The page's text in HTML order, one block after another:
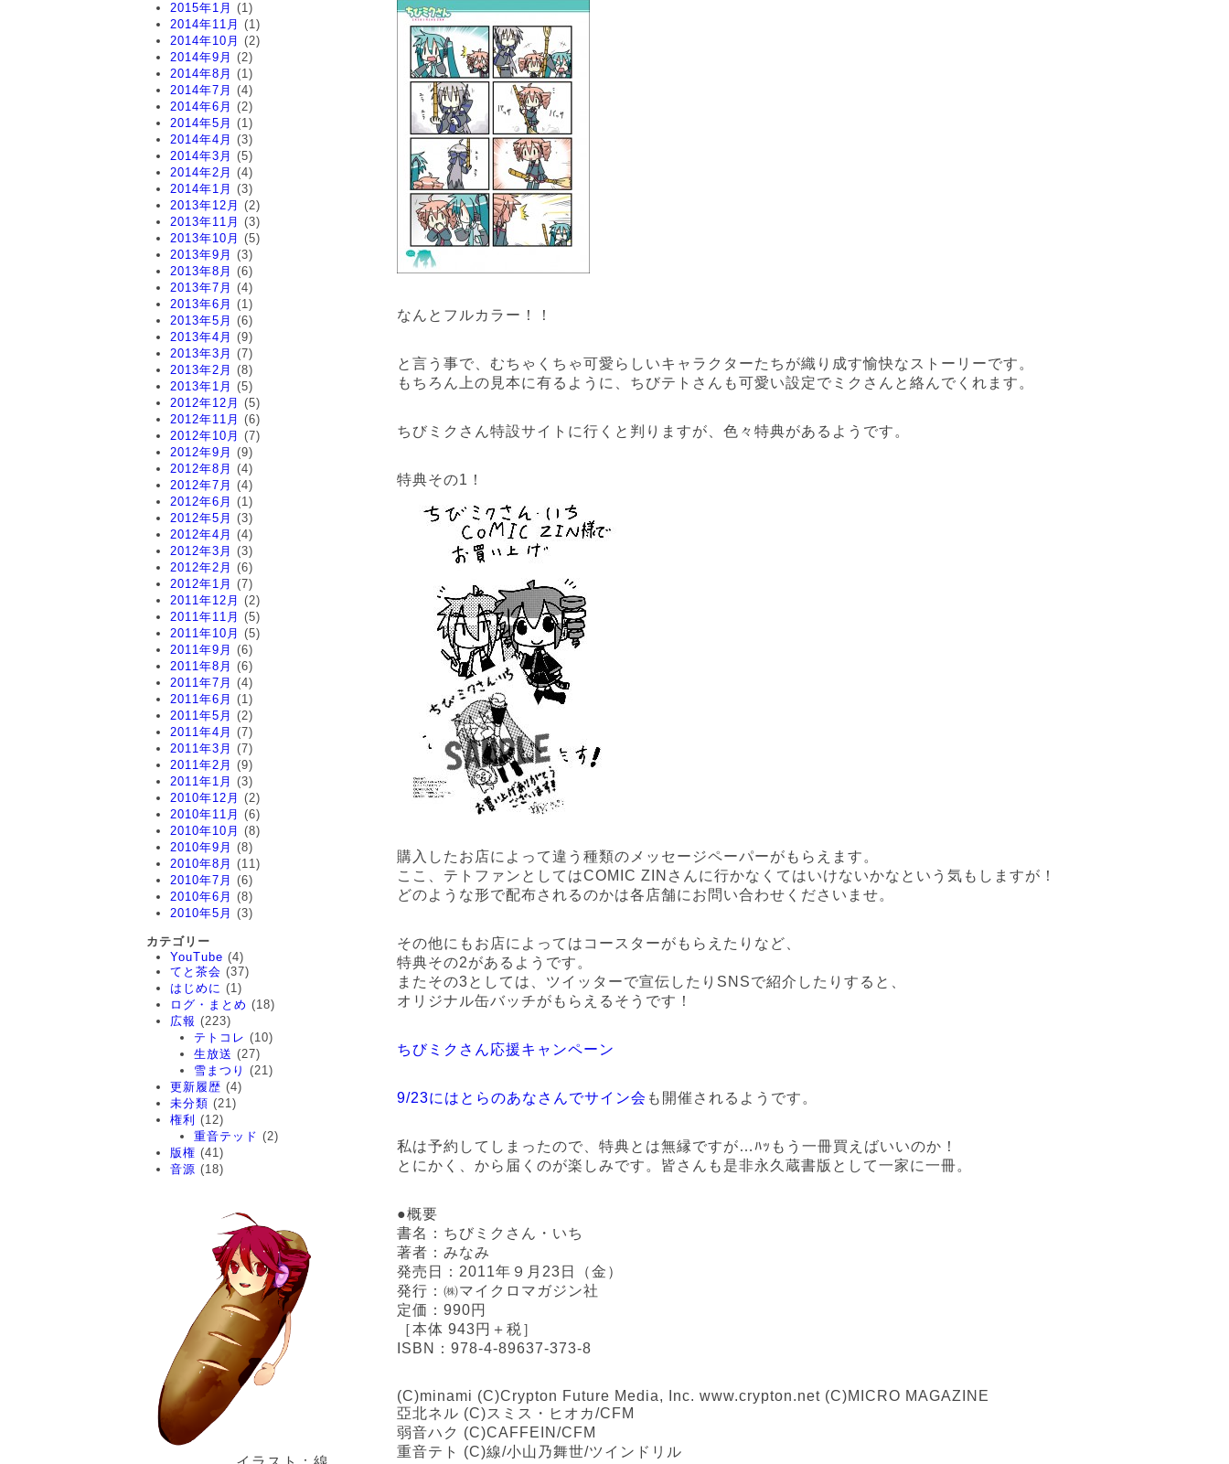
2015年1月 (1)
2014年11月 (1)
2014年10月 (2)
2014年9月 (2)
2014年8月 (1)
2014年7月 (4)
2014年6月 (2)
2014年5月 (1)
2014年4月 (3)
2014年3月 (5)
2014年2月 (4)
2014年1月 (3)
2013年12月 (2)
2013年11月 (3)
2013年10月 (5)
2013年9月 (3)
2013年8月 (6)
2013年7月 (4)
2013年6月 (1)
2013年5月 (6)
2013年4月 (9)
2013年3月 (7)
2013年2月 (8)
2013年1月 (5)
2012年12月 (5)
2012年11月 (6)
2012年10月 (7)
2012年9月 (9)
2012年8月 (4)
2012年7月 (4)
2012年6月 (1)
2012年5月 (3)
2012年4月 (4)
2012年3月 (3)
2012年2月 (6)
2012年1月 (7)
2011年12月 (2)
2011年11月 (5)
2011年10月 (5)
2011年9月 (6)
2011年8月 (6)
2011年7月 (4)
2011年6月 (1)
2011年5月 (2)
2011年4月 (7)
2011年3月 (7)
2011年2月 (9)
2011年1月 (3)
2010年12月 (2)
2010年11月 (6)
2010年10月 (8)
2010年9月 (8)
2010年8月 (11)
2010年7月 (6)
2010年6月 (8)
2010年5月 (3)
カテゴリー
YouTube (4)
てと茶会 (37)
はじめに (1)
ログ・まとめ (18)
広報 (223)
テトコレ (10)
生放送 (27)
雪まつり (21)
更新履歴 (4)
未分類 (21)
権利 (12)
重音テッド (2)
版権 (41)
音源 (18)
なんとフルカラー！！
と言う事で、むちゃくちゃ可愛らしいキャラクターたちが織り成す愉快なストーリーです。
もちろん上の見本に有るように、ちびテトさんも可愛い設定でミクさんと絡んでくれます。
ちびミクさん特設サイトに行くと判りますが、色々特典があるようです。
特典その1！
購入したお店によって違う種類のメッセージペーパーがもらえます。
ここ、テトファンとしてはCOMIC ZINさんに行かなくてはいけないかなという気もしますが！
どのような形で配布されるのかは各店舗にお問い合わせくださいませ。
その他にもお店によってはコースターがもらえたりなど、
特典その2があるようです。
またその3としては、ツイッターで宣伝したりSNSで紹介したりすると、
オリジナル缶バッチがもらえるそうです！
ちびミクさん応援キャンペーン
9/23にはとらのあなさんでサイン会 も開催されるようです。
私は予約してしまったので、特典とは無縁ですが…ﾊｯもう一冊買えばいいのか！
とにかく、から届くのが楽しみです。皆さんも是非永久蔵書版として一家に一冊。
●概要
書名：ちびミクさん・いち
著者：みなみ
発売日：2011年９月23日（金）
発行：㈱マイクロマガジン社
定価：990円
［本体 943円＋税］
ISBN：978-4-89637-373-8
(C)minami (C)Crypton Future Media, Inc. www.crypton.net (C)MICRO MAGAZINE
亞北ネル (C)スミス・ヒオカ/CFM
弱音ハク (C)CAFFEIN/CFM
重音テト (C)線/小山乃舞世/ツインドリル